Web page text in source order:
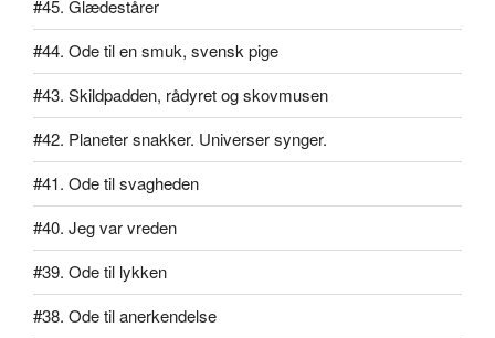
#45. Glædestårer
#44. Ode til en smuk, svensk pige
#43. Skildpadden, rådyret og skovmusen
#42. Planeter snakker. Universer synger.
#41. Ode til svagheden
#40. Jeg var vreden
#39. Ode til lykken
#38. Ode til anerkendelse